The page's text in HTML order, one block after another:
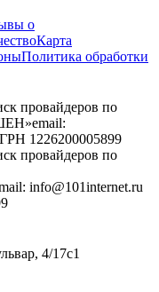
о
Карта
Политика обработки
провайдеров по
email:
1226200005899
провайдеров по
info@101internet.ru
4/17с1